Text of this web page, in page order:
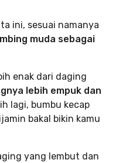
ini, sesuai namanya
muda sebagai
enak dari daging
lebih empuk dan
lagi, bumbu kecap
bakal bikin kamu
yang lembut dan